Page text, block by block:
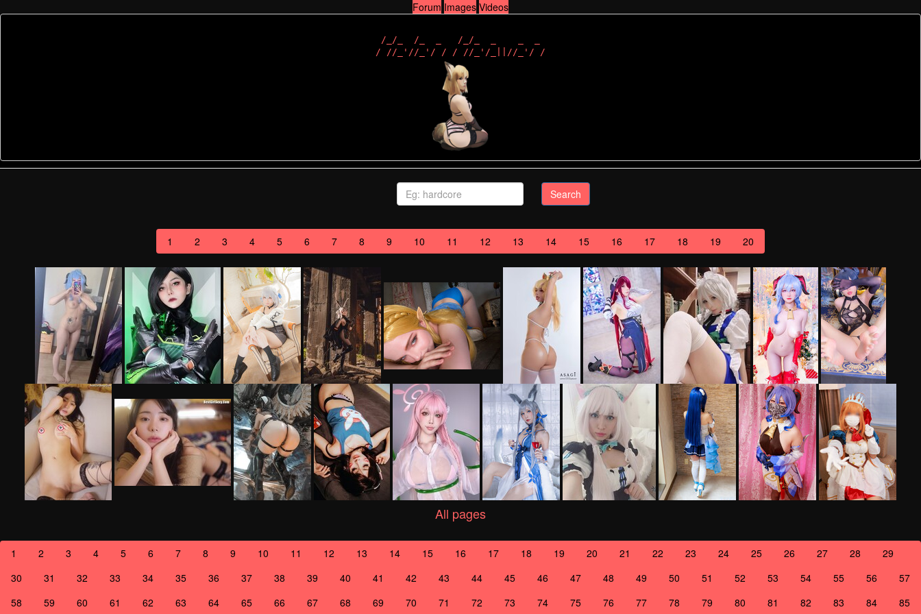
Forum Images Videos
/_/_  /_  _   /_/_  _    _  _
Search
1 2 3 4 5 6 7 8 9 10 11 12 13 14 15 16 17 18 19 20
All pages
1 2 3 4 5 6 7 8 9 10 11 12 13 14 15 16 17 18 19 20 21 22 23 24 25 26 27 28
29
30
31 32 33 34 35 36 37 38 39 40 41 42 43 44 45 46 47 48 49 50 51 52 53 54 55 56
57
58
59 60 61 62 63 64 65 66 67 68 69 70 71 72 73 74 75 76 77 78 79 80 81 82 83 84 85